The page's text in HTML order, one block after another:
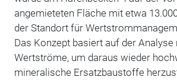
angemieteten Fläche mit etwa
der Standort für
Das Konzept basiert auf der
Wertströme, um daraus wieder
mineralische Ersatzbaustoffe